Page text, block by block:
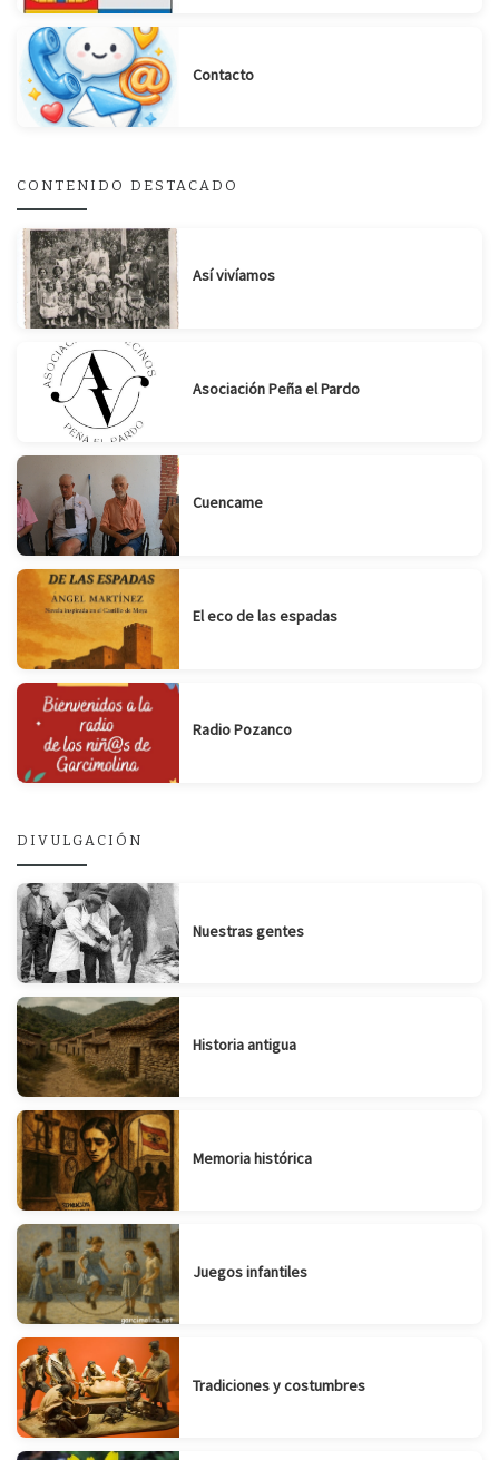
Contacto
CONTENIDO DESTACADO
Así vivíamos
Asociación Peña el Pardo
Cuencame
El eco de las espadas
Radio Pozanco
DIVULGACIÓN
Nuestras gentes
Historia antigua
Memoria histórica
Juegos infantiles
Tradiciones y costumbres